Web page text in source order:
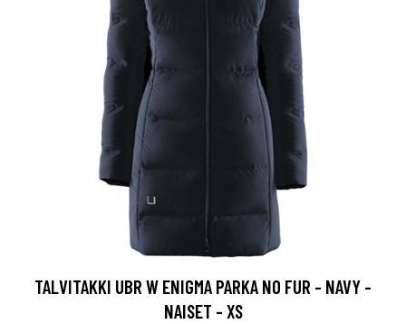
TALVITAKKI UBR W ENIGMA PARKA NO FUR - NAVY -
NAISET - XS